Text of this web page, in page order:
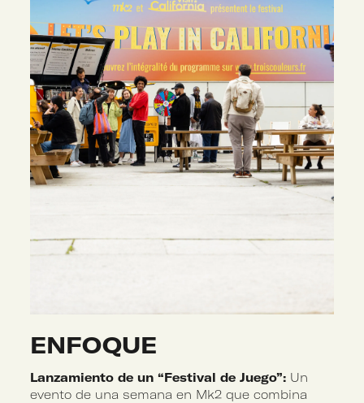
ENFOQUE
Lanzamiento de un “Festival de Juego”: Un
evento de una semana en Mk2 que combina